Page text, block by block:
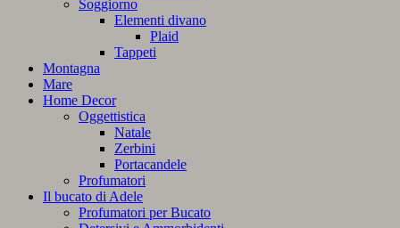
Soggiorno
Elementi divano
Plaid
Tappeti
Montagna
Mare
Home Decor
Oggettistica
Natale
Zerbini
Portacandele
Profumatori
Il bucato di Adele
Profumatori per Bucato